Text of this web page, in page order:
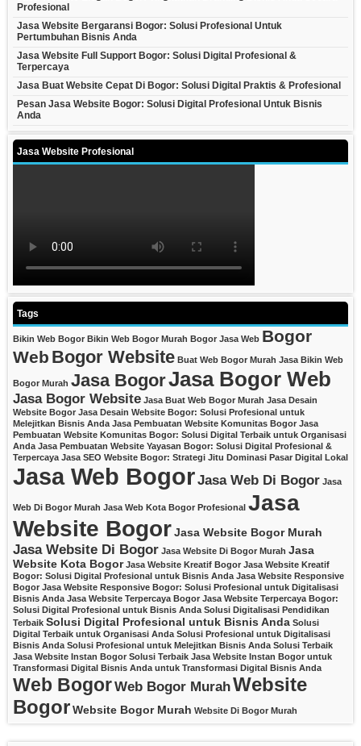
Profesional
Jasa Website Bergaransi Bogor: Solusi Profesional Untuk
Pertumbuhan Bisnis Anda
Jasa Website Full Support Bogor: Solusi Digital Profesional &
Terpercaya
Jasa Buat Website Cepat Di Bogor: Solusi Digital Praktis & Profesional
Pesan Jasa Website Bogor: Solusi Digital Profesional Untuk Bisnis
Anda
Jasa Website Profesional
Tags
Bikin Web Bogor Bikin Web Bogor Murah Bogor Jasa Web Bogor
Web Bogor Website Buat Web Bogor Murah Jasa Bikin Web
Bogor Murah Jasa BogorJasa Bogor Web
Jasa Bogor Website Jasa Buat Web Bogor Murah Jasa Desain
Website Bogor Jasa Desain Website Bogor: Solusi Profesional untuk
Melejitkan Bisnis Anda Jasa Pembuatan Website Komunitas Bogor Jasa
Pembuatan Website Komunitas Bogor: Solusi Digital Terbaik untuk Organisasi
Anda Jasa Pembuatan Website Yayasan Bogor: Solusi Digital Profesional &
Terpercaya Jasa SEO Website Bogor: Strategi Jitu Dominasi Pasar Digital Lokal
Jasa Web BogorJasa Web Di Bogor Jasa
Web Di Bogor Murah Jasa Web Kota Bogor Profesional Jasa
Website BogorJasa Website Bogor Murah
Jasa Website Di Bogor Jasa Website Di Bogor Murah Jasa
Website Kota Bogor Jasa Website Kreatif Bogor Jasa Website Kreatif
Bogor: Solusi Digital Profesional untuk Bisnis Anda Jasa Website Responsive
Bogor Jasa Website Responsive Bogor: Solusi Profesional untuk Digitalisasi
Bisnis Anda Jasa Website Terpercaya Bogor Jasa Website Terpercaya Bogor:
Solusi Digital Profesional untuk Bisnis Anda Solusi Digitalisasi Pendidikan
Terbaik Solusi Digital Profesional untuk Bisnis Anda Solusi
Digital Terbaik untuk Organisasi Anda Solusi Profesional untuk Digitalisasi
Bisnis Anda Solusi Profesional untuk Melejitkan Bisnis Anda Solusi Terbaik
Jasa Website Instan Bogor Solusi Terbaik Jasa Website Instan Bogor untuk
Transformasi Digital Bisnis Anda untuk Transformasi Digital Bisnis Anda
Web BogorWeb Bogor MurahWebsite
BogorWebsite Bogor Murah Website Di Bogor Murah